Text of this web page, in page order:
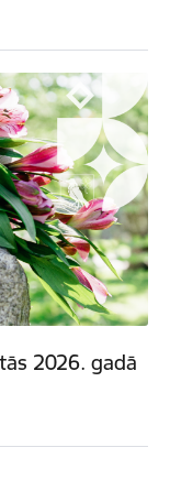
2026. gadā